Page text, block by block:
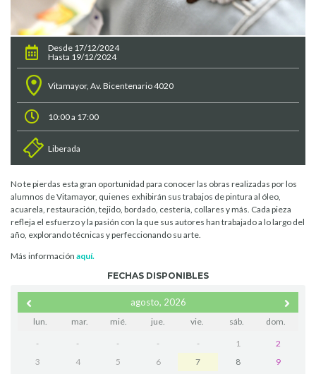
Desde 17/12/2024
Hasta 19/12/2024
Vitamayor, Av. Bicentenario 4020
10:00 a 17:00
Liberada
No te pierdas esta gran oportunidad para conocer las obras realizadas por los
alumnos de Vitamayor, quienes exhibirán sus trabajos de pintura al óleo,
acuarela, restauración, tejido, bordado, cestería, collares y más. Cada pieza
refleja el esfuerzo y la pasión con la que sus autores han trabajado a lo largo del
año, explorando técnicas y perfeccionando su arte.
Más información aquí.
FECHAS DISPONIBLES
agosto, 2026
lun. mar. mié. jue. vie. sáb. dom.
- - - - - 1
2
3
4 5 6 7 8
9